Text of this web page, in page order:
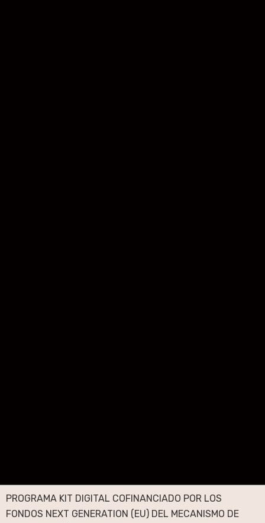
PROGRAMA KIT DIGITAL COFINANCIADO POR LOS
FONDOS NEXT GENERATION (EU) DEL MECANISMO DE